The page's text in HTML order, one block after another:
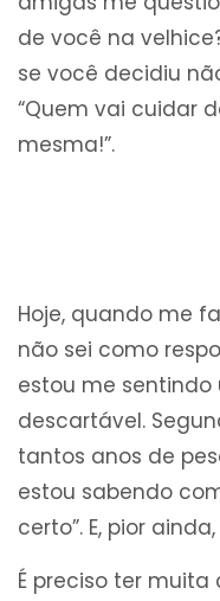
de você na
se você decidiu
“Quem vai cuidar
mesma!”.
Hoje, quando me
não sei como
estou me
descartável.
tantos anos de
estou sabendo
certo”. E, pior
É preciso ter